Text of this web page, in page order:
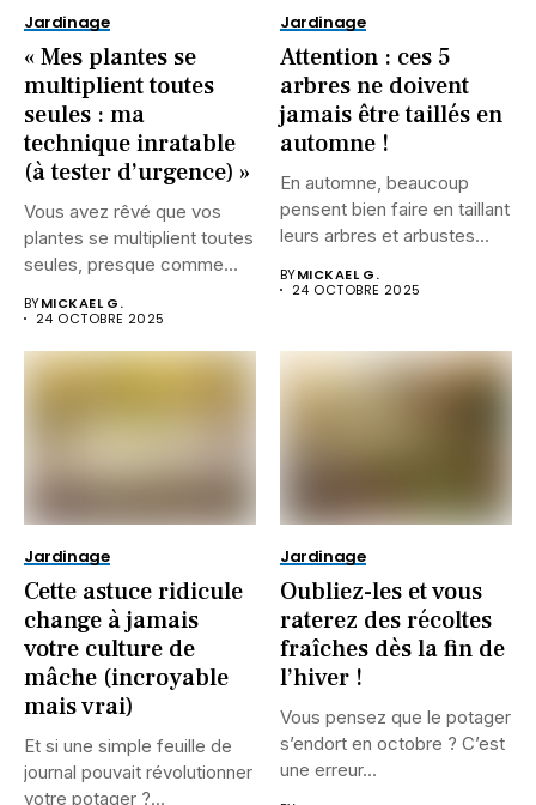
Jardinage
« Mes plantes se
multiplient toutes
seules : ma
technique inratable
(à tester d’urgence) »
Vous avez rêvé que vos
plantes se multiplient toutes
seules, presque comme...
BYMICKAEL G.
24 OCTOBRE 2025
Jardinage
Attention : ces 5
arbres ne doivent
jamais être taillés en
automne !
En automne, beaucoup
pensent bien faire en taillant
leurs arbres et arbustes...
BYMICKAEL G.
24 OCTOBRE 2025
Jardinage
Cette astuce ridicule
change à jamais
votre culture de
mâche (incroyable
mais vrai)
Et si une simple feuille de
journal pouvait révolutionner
votre potager ?...
Jardinage
Oubliez-les et vous
raterez des récoltes
fraîches dès la fin de
l’hiver !
Vous pensez que le potager
s’endort en octobre ? C’est
une erreur...